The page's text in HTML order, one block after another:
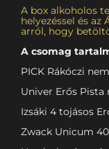
A box alkoholos
helyezéssel és az
arról, hogy
A csomag
PICK Rákóczi
Univer Erős Pista
Izsáki 4 tojásos
Zwack Unicum